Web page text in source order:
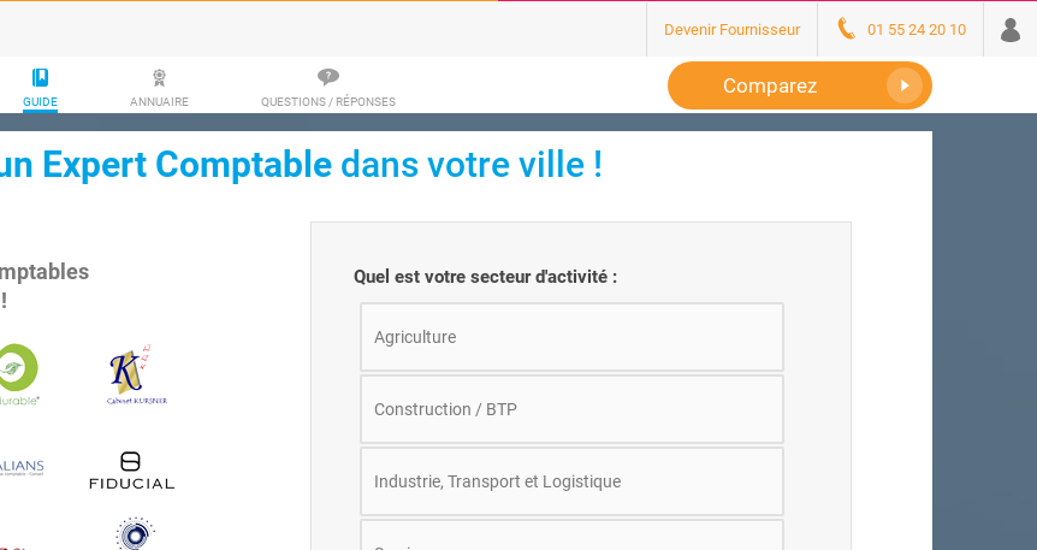
Devenir Fournisseur 01 55 24 20 10
GUIDE ANNUAIRE QUESTIONS / RÉPONSES
Comparez
Expert Comptable dans votre ville !
!
Quel est votre secteur d'activité :
Agriculture
Construction / BTP
Industrie, Transport et Logistique